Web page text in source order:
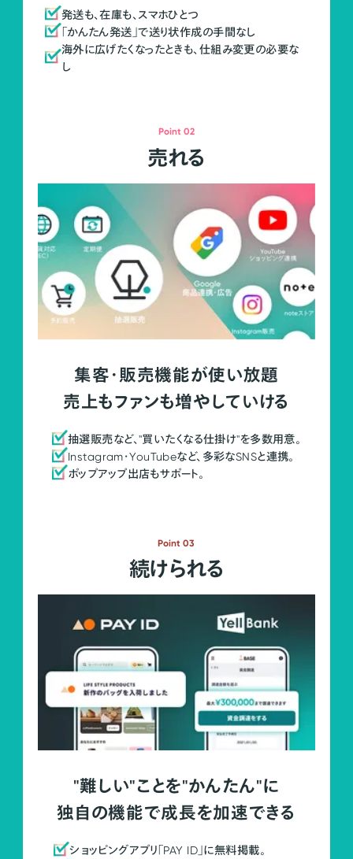
発送も、在庫も、スマホひとつ
「かんたん発送」で送り状作成の手間なし
海外に広げたくなったときも、仕組み変更の必要な
し
Point 02
売れる
集客・販売機能が使い放題
売上もファンも増やしていける
抽選販売など、"買いたくなる仕掛け"を多数用意。
Instagram・YouTubeなど、多彩なSNSと連携。
ポップアップ出店もサポート。
Point 03
続けられる
"難しい"ことを"かんたん"に
独自の機能で成長を加速できる
ショッピングアプリ「PAY ID」に無料掲載。